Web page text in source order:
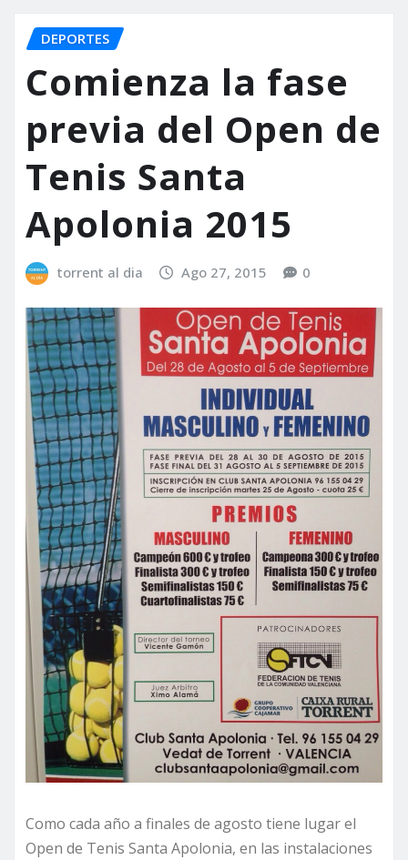
DEPORTES
Comienza la fase
previa del Open de
Tenis Santa
Apolonia 2015
torrent al dia Ago 27, 2015 0
Como cada año a finales de agosto tiene lugar el
Open de Tenis Santa Apolonia, en las instalaciones